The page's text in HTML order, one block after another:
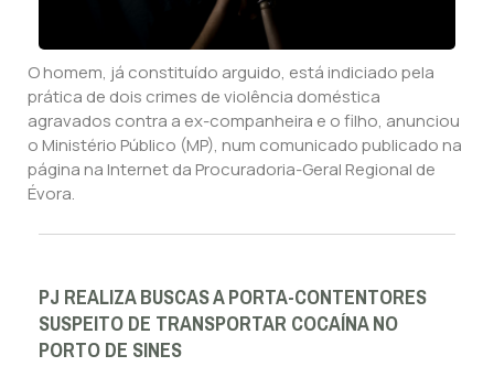
O homem, já constituído arguido, está indiciado pela
prática de dois crimes de violência doméstica
agravados contra a ex-companheira e o filho, anunciou
o Ministério Público (MP), num comunicado publicado na
página na Internet da Procuradoria-Geral Regional de
Évora.
PJ REALIZA BUSCAS A PORTA-CONTENTORES
SUSPEITO DE TRANSPORTAR COCAÍNA NO
PORTO DE SINES